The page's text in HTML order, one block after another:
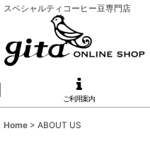
スペシャルティコーヒー豆専門店
ご利用案内
Home > ABOUT US